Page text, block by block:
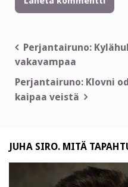
Artikkelien
selaus
Perjantairuno:
vakavampaa
Perjantairuno: Klovni
kaipaa veistä
JUHA SIRO. MITÄ